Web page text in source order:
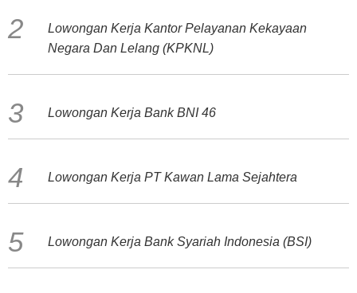
Lowongan Kerja Kantor Pelayanan Kekayaan
Negara Dan Lelang (KPKNL)
Lowongan Kerja Bank BNI 46
Lowongan Kerja PT Kawan Lama Sejahtera
Lowongan Kerja Bank Syariah Indonesia (BSI)